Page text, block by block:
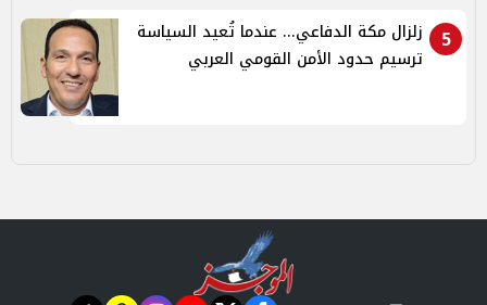
5
زلزال مكة الدفاعي... عندما تُعيد السياسة
ترسيم حدود الأمن القومي العربي